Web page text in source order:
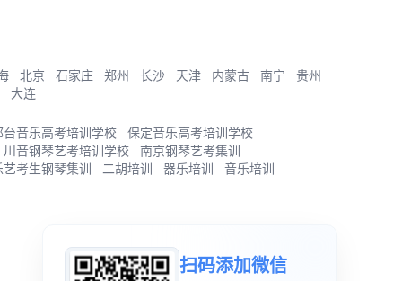
北京 石家庄 郑州 长沙 天津 内蒙古 南宁
贵州
大连
台音乐高考培训学校
保定音乐高考培训学校
川音钢琴艺考培训学校
南京钢琴艺考集训
艺考生钢琴集训
二胡培训 器乐培训 音乐培训
扫码添加微信